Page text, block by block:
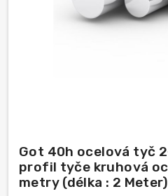
Got 40h ocelová tyč
profil tyče kruhová
metry (délka : 2 Meter)